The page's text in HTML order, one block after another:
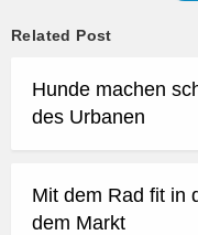
Related Post
Hunde machen
des Urbanen
Mit dem Rad fit in
dem Markt